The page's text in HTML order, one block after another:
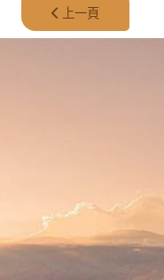
上一篇文章: 第 386
上一頁